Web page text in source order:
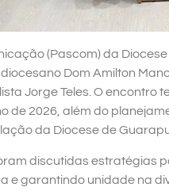
(Pascom) da
Dom Amilton
Jorge Teles. O encontro
de 2026, além do
da Diocese de
discutidas estratégias
e garantindo unidade na